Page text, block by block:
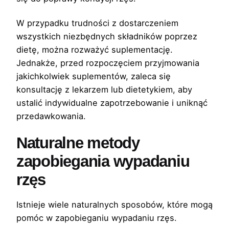
W przypadku trudności z dostarczeniem
wszystkich niezbędnych składników poprzez
dietę, można rozważyć suplementację.
Jednakże, przed rozpoczęciem przyjmowania
jakichkolwiek suplementów, zaleca się
konsultację z lekarzem lub dietetykiem, aby
ustalić indywidualne zapotrzebowanie i uniknąć
przedawkowania.
Naturalne metody
zapobiegania wypadaniu
rzęs
Istnieje wiele naturalnych sposobów, które mogą
pomóc w zapobieganiu wypadaniu rzęs.